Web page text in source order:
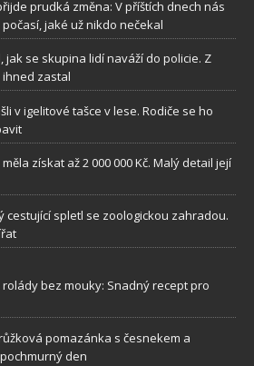
prudká změna: V příštích dnech nás
jaké už nikdo nečekal
jak se skupina lidí naváží do policie. Z
ihned zastal
v igelitové tašce v lese. Rodiče se ho
získat až 2 000 000 Kč. Malý detail její
cestující spletl se zoologickou zahradou.
bez mouky: Snadný recept pro
pomazánka s česnekem a
den